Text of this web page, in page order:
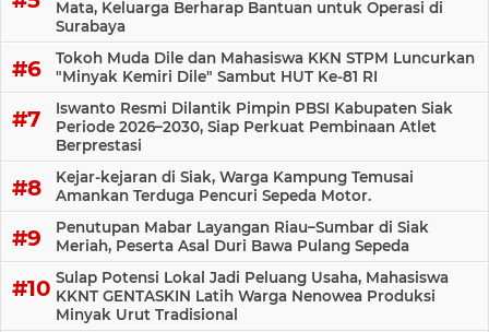
Mata, Keluarga Berharap Bantuan untuk Operasi di
Surabaya
Tokoh Muda Dile dan Mahasiswa KKN STPM Luncurkan
"Minyak Kemiri Dile" Sambut HUT Ke-81 RI
Iswanto Resmi Dilantik Pimpin PBSI Kabupaten Siak
Periode 2026–2030, Siap Perkuat Pembinaan Atlet
Berprestasi
Kejar-kejaran di Siak, Warga Kampung Temusai
Amankan Terduga Pencuri Sepeda Motor.
Penutupan Mabar Layangan Riau–Sumbar di Siak
Meriah, Peserta Asal Duri Bawa Pulang Sepeda
Sulap Potensi Lokal Jadi Peluang Usaha, Mahasiswa
KKNT GENTASKIN Latih Warga Nenowea Produksi
Minyak Urut Tradisional